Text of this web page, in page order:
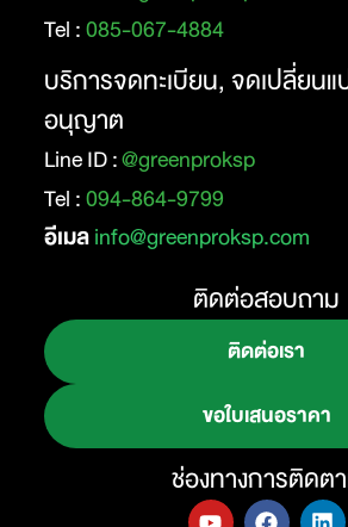
Tel :085-067-4884
บริการจดทะเบียน, จดเปลี่ยนแ
อนุญาต
Line ID :@greenproksp
Tel :094-864-9799
อีเมลinfo@greenproksp.com
ติดต่อสอบถาม
ติดต่อเรา
ขอใบเสนอราคา
ช่องทางการติดต